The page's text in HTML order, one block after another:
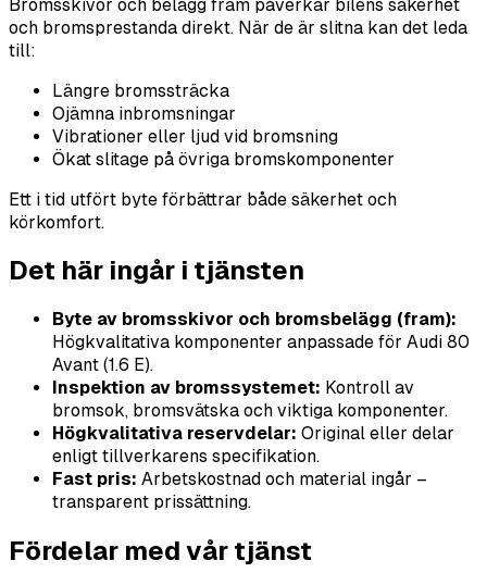
Bromsskivor och belägg fram påverkar bilens säkerhet
och bromsprestanda direkt. När de är slitna kan det leda
till:
Längre bromssträcka
Ojämna inbromsningar
Vibrationer eller ljud vid bromsning
Ökat slitage på övriga bromskomponenter
Ett i tid utfört byte förbättrar både säkerhet och
körkomfort.
Det här ingår i tjänsten
Byte av bromsskivor och bromsbelägg (fram):
Högkvalitativa komponenter anpassade för Audi 80
Avant (1.6 E).
Inspektion av bromssystemet: Kontroll av
bromsok, bromsvätska och viktiga komponenter.
Högkvalitativa reservdelar: Original eller delar
enligt tillverkarens specifikation.
Fast pris: Arbetskostnad och material ingår –
transparent prissättning.
Fördelar med vår tjänst